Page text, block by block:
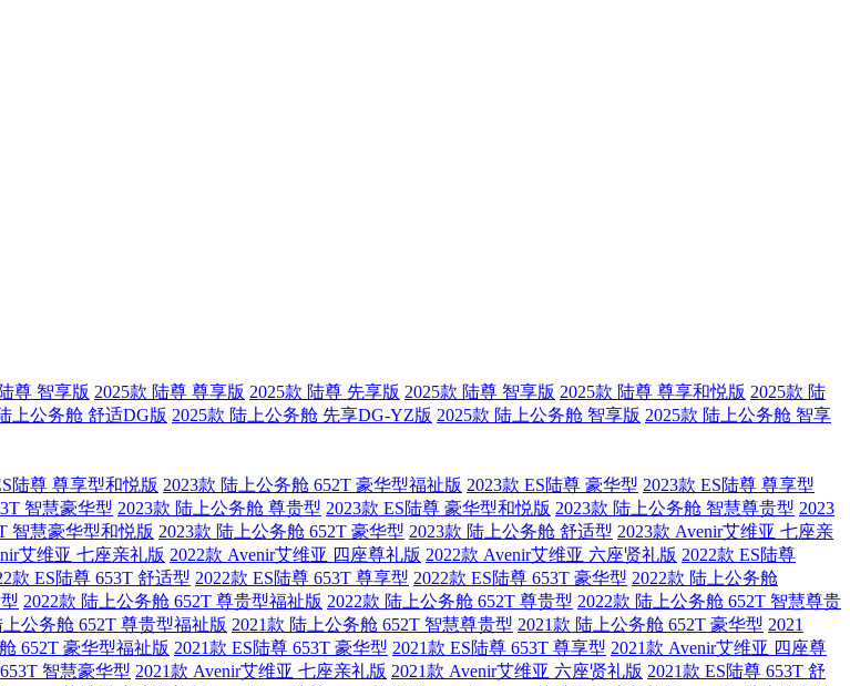
尊 智享版 2025款 陆尊 尊享版 2025款 陆尊 先享版 2025款 陆尊 智享版 2025款 陆尊 尊享和悦版 2025款 陆
上公务舱 舒适DG版 2025款 陆上公务舱 先享DG-YZ版 2025款 陆上公务舱 智享版 2025款 陆上公务舱 智享
陆尊 尊享型和悦版 2023款 陆上公务舱 652T 豪华型福祉版 2023款 ES陆尊 豪华型 2023款 ES陆尊 尊享型
智慧豪华型 2023款 陆上公务舱 尊贵型 2023款 ES陆尊 豪华型和悦版 2023款 陆上公务舱 智慧尊贵型 2023
智慧豪华型和悦版 2023款 陆上公务舱 652T 豪华型 2023款 陆上公务舱 舒适型 2023款 Avenir艾维亚 七座亲
艾维亚 七座亲礼版 2022款 Avenir艾维亚 四座尊礼版 2022款 Avenir艾维亚 六座贤礼版 2022款 ES陆尊
款 ES陆尊 653T 舒适型 2022款 ES陆尊 653T 尊享型 2022款 ES陆尊 653T 豪华型 2022款 陆上公务舱
2022款 陆上公务舱 652T 尊贵型福祉版 2022款 陆上公务舱 652T 尊贵型 2022款 陆上公务舱 652T 智慧尊贵
上公务舱 652T 尊贵型福祉版 2021款 陆上公务舱 652T 智慧尊贵型 2021款 陆上公务舱 652T 豪华型 2021
652T 豪华型福祉版 2021款 ES陆尊 653T 豪华型 2021款 ES陆尊 653T 尊享型 2021款 Avenir艾维亚 四座尊
智慧豪华型 2021款 Avenir艾维亚 七座亲礼版 2021款 Avenir艾维亚 六座贤礼版 2021款 ES陆尊 653T 舒